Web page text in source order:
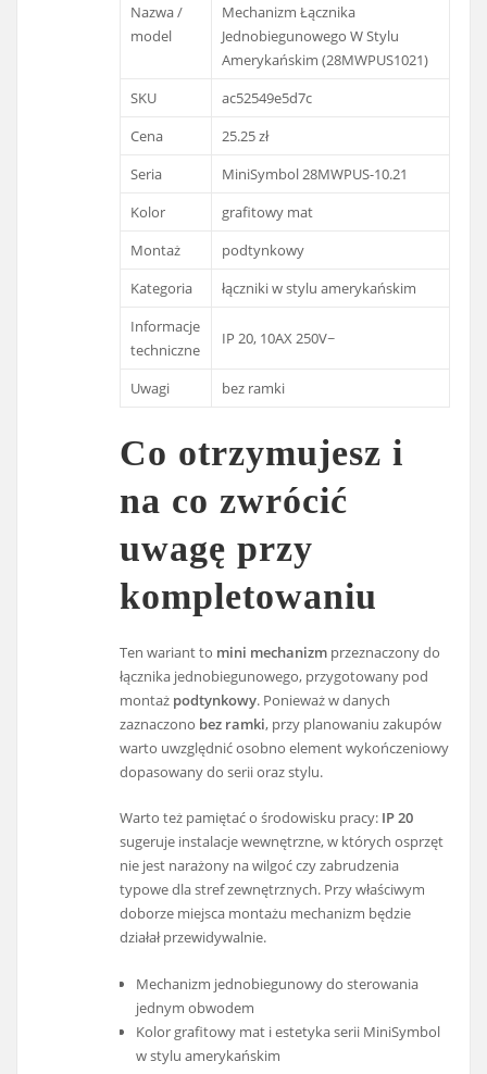
Nazwa /
model
Mechanizm Łącznika
Jednobiegunowego W Stylu
Amerykańskim (28MWPUS1021)
SKU
ac52549e5d7c
Cena
25.25 zł
Seria
MiniSymbol 28MWPUS-10.21
Kolor
grafitowy mat
Montaż
podtynkowy
Kategoria
łączniki w stylu amerykańskim
Informacje
techniczne
IP 20, 10AX 250V~
Uwagi bez ramki
Co otrzymujesz i
na co zwrócić
uwagę przy
kompletowaniu
Ten wariant to mini mechanizm przeznaczony do
łącznika jednobiegunowego, przygotowany pod
montaż podtynkowy. Ponieważ w danych
zaznaczono bez ramki, przy planowaniu zakupów
warto uwzględnić osobno element wykończeniowy
dopasowany do serii oraz stylu.
Warto też pamiętać o środowisku pracy: IP 20
sugeruje instalacje wewnętrzne, w których osprzęt
nie jest narażony na wilgoć czy zabrudzenia
typowe dla stref zewnętrznych. Przy właściwym
doborze miejsca montażu mechanizm będzie
działał przewidywalnie.
Mechanizm jednobiegunowy do sterowania
jednym obwodem
Kolor grafitowy mat i estetyka serii MiniSymbol
w stylu amerykańskim